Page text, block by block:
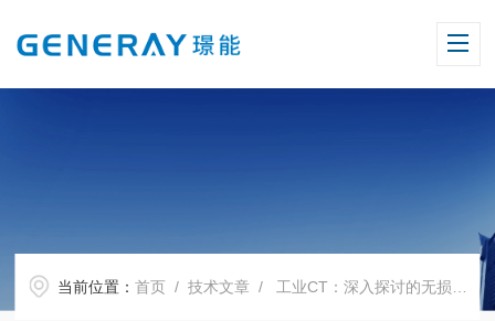
当前位置：首页 /技术文章 / 工业CT：深入探讨的无损检测技术